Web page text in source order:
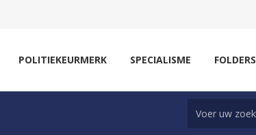
POLITIEKEURMERK SPECIALISME FOLDERS